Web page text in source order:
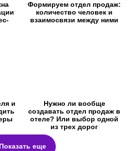
Формируем отдел продаж:
количество человек и
взаимосвязи между ними
и
Нужно ли вообще
создавать отдел продаж в
отеле? Или выбор одной
из трех дорог
Показать еще